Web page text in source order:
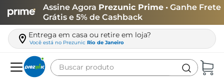
Assine Agora Prezunic Prime • Ganhe Frete
Grátis e 5% de Cashback
Entrega em casa ou retire em loja?
Você está no Prezunic Rio de Janeiro
Buscar produto